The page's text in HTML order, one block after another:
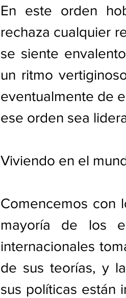
En este orden
rechaza cualquier
se siente
un ritmo
eventualmente de
ese orden sea
Viviendo en el
Comencemos con
mayoría de los
internacionales
de sus teorías, y
sus políticas están